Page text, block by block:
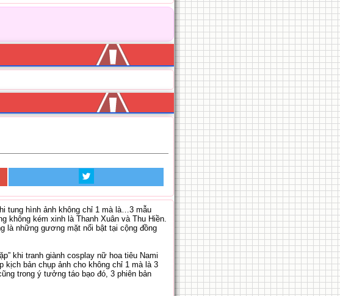
tung hình ảnh không chỉ 1 mà là…3 mẫu
không kém xinh là Thanh Xuân và Thu Hiền.
là những gương mặt nổi bật tại cộng đồng
khi tranh giành cosplay nữ hoa tiêu Nami
kịch bản chụp ảnh cho không chỉ 1 mà là 3
trong ý tưởng táo bạo đó, 3 phiên bản